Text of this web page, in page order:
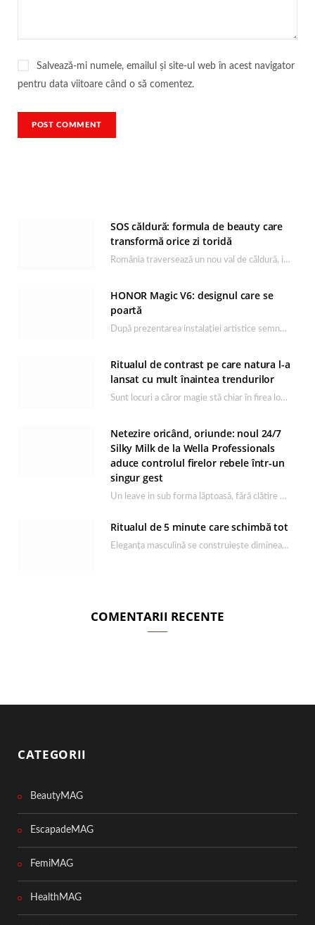
Salvează-mi numele, emailul și site-ul web în acest navigator
pentru data viitoare când o să comentez.
SOS căldură: formula de beauty care
transformă orice zi toridă
România traversează un nou val de căldură, iar rutina de îngrijire capătă un rol esențial…
HONOR Magic V6: designul care se
poartă
După prezentarea instalației artistice semnată de Catrinel Săbăciag în cadrul evenimentului de lansare HONOR Magic…
Ritualul de contrast pe care natura l-a
lansat cu mult înaintea trendurilor
Sunt locuri a căror magie stă chiar în firea lor naturală, iar Lacul Ursu din…
Netezire oricând, oriunde: noul 24/7
Silky Milk de la Wella Professionals
aduce controlul firelor rebele într-un
singur gest
Un leave in sub forma lăptoasă, fără clătire care completează rutina Ultimate Smooth și transformă…
Ritualul de 5 minute care schimbă tot
Eleganța masculină se construiește dimineața, în câteva minute și cu produsele potrivite. O rutină de…
COMENTARII RECENTE
CATEGORII
BeautyMAG
EscapadeMAG
FemiMAG
HealthMAG